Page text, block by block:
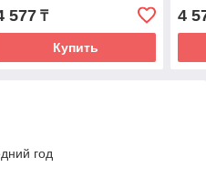
577₸
Купить
4
год